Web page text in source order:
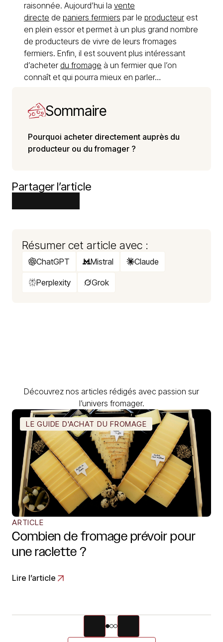
raisonnée. Aujourd’hui la vente
directe de paniers fermiers par le producteur est
en plein essor et permet à un plus grand nombre
de producteurs de vivre de leurs fromages
fermiers. Enfin, il est souvent plus intéressant
d’acheter du fromage à un fermier que l’on
connaît et qui pourra mieux en parler…
Sommaire
Pourquoi acheter directement auprès du
producteur ou du fromager ?
Partager l’article
Résumer cet article avec :
ChatGPT Mistral Claude
Perplexity Grok
Découvrez nos articles rédigés avec passion sur
l’univers fromager.
LE GUIDE D'ACHAT DU FROMAGE
ARTICLE
Combien de fromage prévoir pour
une raclette ?
Lire l’article